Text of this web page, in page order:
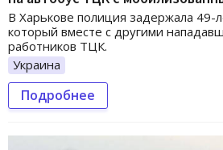
В Харькове полиция задержала 49-
который вместе с другими
работников ТЦК.
Украина
Подробнее